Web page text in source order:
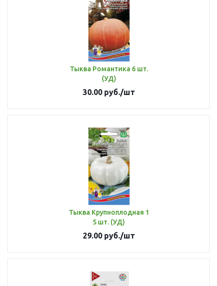
Тыква Романтика 6 шт.
(УД)
30.00руб./шт
Тыква Крупноплодная 1
5 шт. (УД)
29.00руб./шт